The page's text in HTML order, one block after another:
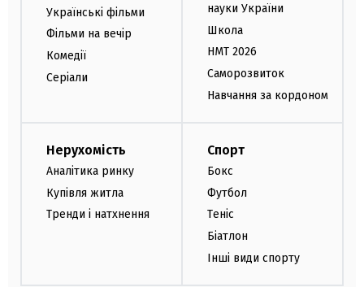
Українські фільми
Фільми на вечір
Комедії
Серіали
науки України
Школа
НМТ 2026
Саморозвиток
Навчання за кордоном
Нерухомість
Аналітика ринку
Купівля житла
Тренди і натхнення
Спорт
Бокс
Футбол
Теніс
Біатлон
Інші види спорту